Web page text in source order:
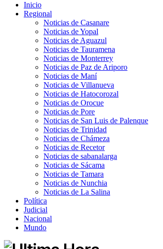
Inicio
Regional
Noticias de Casanare
Noticias de Yopal
Noticias de Aguazul
Noticias de Tauramena
Noticias de Monterrey
Noticias de Paz de Ariporo
Noticias de Maní
Noticias de Villanueva
Noticias de Hatocorozal
Noticias de Orocue
Noticias de Pore
Noticias de San Luis de Palenque
Noticias de Trinidad
Noticias de Chámeza
Noticias de Recetor
Noticias de sabanalarga
Noticias de Sácama
Noticias de Tamara
Noticias de Nunchia
Noticias de La Salina
Política
Judicial
Nacional
Mundo